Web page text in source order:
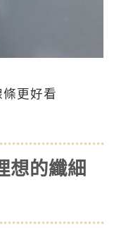
更好看
想的纖細